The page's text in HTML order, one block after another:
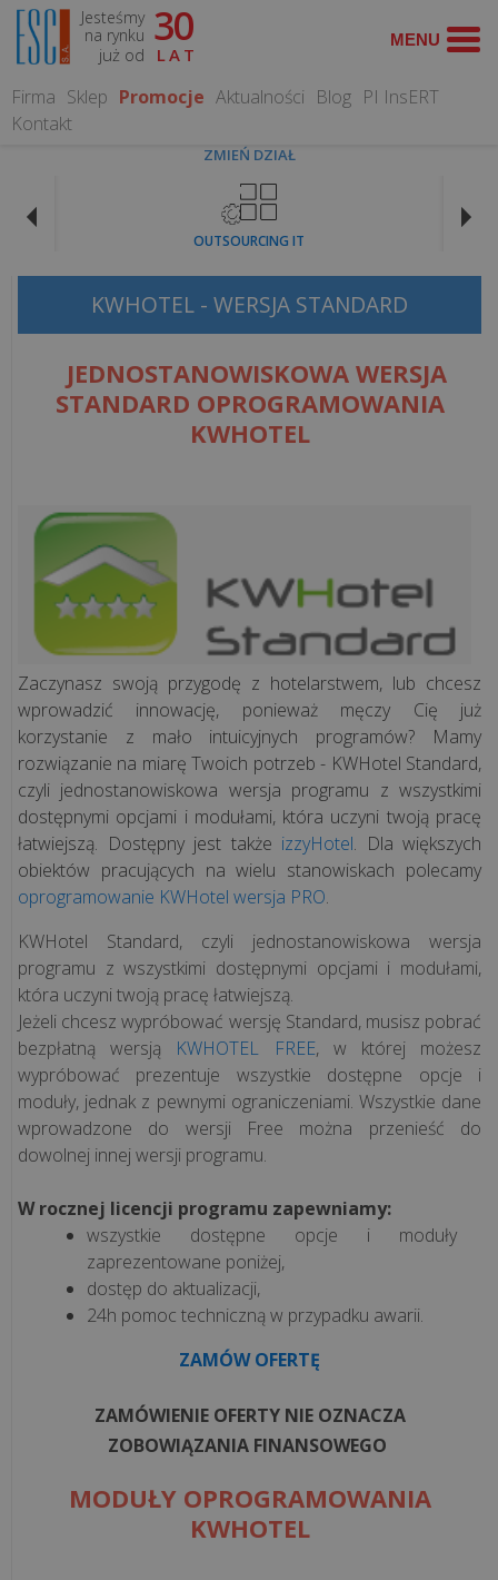
Jesteśmy
na rynku
już od
30
LAT
Firma Sklep Promocje Aktualności Blog PI InsERT
Kontakt
ZMIEŃ DZIAŁ
OUTSOURCING IT
WYSZUKAJ
dla
gastronomii
Programy
sprzedaży
Programy
księgowe
Programy
kadrowo-
płacowe
System
ERP
CRM
Aplikacje
WWW
Jednolity
Plik
Kontrolny
ROZWIĄZANIA
Systemy
przywoławcze
bezprzewodowe
Syscall
gastronomia
restauracja
KWHOTEL - WERSJA STANDARD
JEDNOSTANOWISKOWA WERSJA
STANDARD OPROGRAMOWANIA
KWHOTEL
Zaczynasz swoją przygodę z hotelarstwem, lub chcesz
wprowadzić innowację, ponieważ męczy Cię już
korzystanie z mało intuicyjnych programów? Mamy
rozwiązanie na miarę Twoich potrzeb - KWHotel Standard,
czyli jednostanowiskowa wersja programu z wszystkimi
dostępnymi opcjami i modułami, która uczyni twoją pracę
łatwiejszą. Dostępny jest także izzyHotel. Dla większych
obiektów pracujących na wielu stanowiskach polecamy
oprogramowanie KWHotel wersja PRO.
KWHotel Standard, czyli jednostanowiskowa wersja
programu z wszystkimi dostępnymi opcjami i modułami,
która uczyni twoją pracę łatwiejszą.
Jeżeli chcesz wypróbować wersję Standard, musisz pobrać
bezpłatną wersją KWHOTEL FREE, w której możesz
wypróbować prezentuje wszystkie dostępne opcje i
moduły, jednak z pewnymi ograniczeniami. Wszystkie dane
wprowadzone do wersji Free można przenieść do
dowolnej innej wersji programu.
W rocznej licencji programu zapewniamy:
wszystkie dostępne opcje i moduły
zaprezentowane poniżej,
dostęp do aktualizacji,
24h pomoc techniczną w przypadku awarii.
ZAMÓW OFERTĘ
ZAMÓWIENIE OFERTY NIE OZNACZA
ZOBOWIĄZANIA FINANSOWEGO
MODUŁY OPROGRAMOWANIA
KWHOTEL